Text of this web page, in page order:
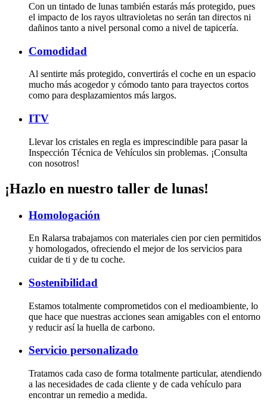
Con un tintado de lunas también estarás más protegido, pues
el impacto de los rayos ultravioletas no serán tan directos ni
dañinos tanto a nivel personal como a nivel de tapicería.
Comodidad
Al sentirte más protegido, convertirás el coche en un espacio
mucho más acogedor y cómodo tanto para trayectos cortos
como para desplazamientos más largos.
ITV
Llevar los cristales en regla es imprescindible para pasar la
Inspección Técnica de Vehículos sin problemas. ¡Consulta
con nosotros!
¡Hazlo en nuestro taller de lunas!
Homologación
En Ralarsa trabajamos con materiales cien por cien permitidos
y homologados, ofreciendo el mejor de los servicios para
cuidar de ti y de tu coche.
Sostenibilidad
Estamos totalmente comprometidos con el medioambiente, lo
que hace que nuestras acciones sean amigables con el entorno
y reducir así la huella de carbono.
Servicio personalizado
Tratamos cada caso de forma totalmente particular, atendiendo
a las necesidades de cada cliente y de cada vehículo para
encontrar un remedio a medida.